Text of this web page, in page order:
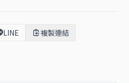
LINE 複製連結